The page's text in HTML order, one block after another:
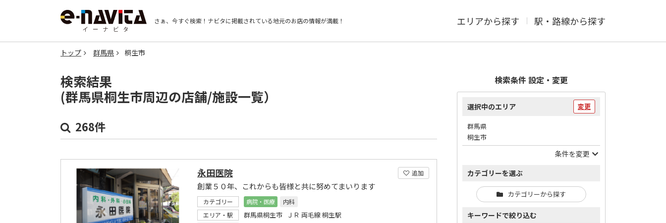
さぁ、今すぐ検索！ ナビタに掲載されている地元のお店の情報が満載！ エリアから探す 駅・路線から探す
トップ 群馬県 桐生市
検索結果
(群馬県桐生市周辺の店舗/施設一覧）
268件
追加
永田医院
創業５０年、これからも皆様と共に努めてまいります
カテゴリー 病院・医療
内科
エリア・駅
群馬県桐生市 ＪＲ 両毛線 桐生駅
検索条件 設定・変更
選択中のエリア 変更
群馬県
桐生市
条件を変更
カテゴリーを選ぶ
カテゴリーから探す
キーワードで絞り込む